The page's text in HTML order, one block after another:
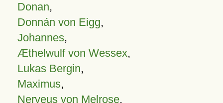
Donan,
Donnán von Eigg,
Johannes,
Æthelwulf von Wessex,
Lukas Bergin,
Maximus,
Nerveus von Melrose,